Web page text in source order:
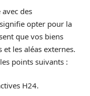
des
opter pour la
que vos biens
les aléas externes.
points suivants :
H24.